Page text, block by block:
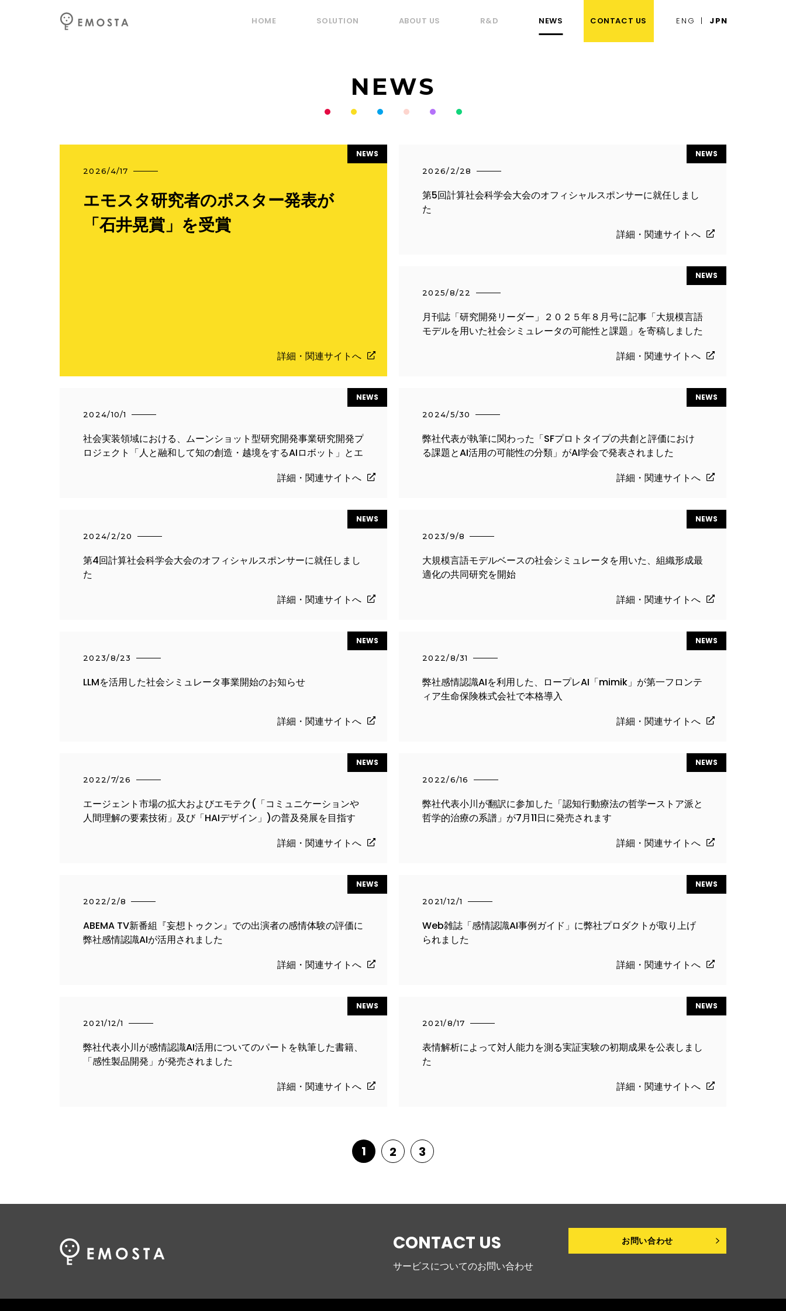
HOME SOLUTION ABOUT US R&D NEWS CONTACT US ENG JPN
NEWS
2026/4/17
エモスタ研究者のポスター発表が
「石井晃賞」を受賞
NEWS
詳細・関連サイトへ
2026/2/28
第5回計算社会科学会大会のオフィシャルスポンサーに就任しまし
た
NEWS
詳細・関連サイトへ
2025/8/22
月刊誌「研究開発リーダー」２０２５年８月号に記事「大規模言語
モデルを用いた社会シミュレータの可能性と課題」を寄稿しました
NEWS
詳細・関連サイトへ
2024/10/1
社会実装領域における、ムーンショット型研究開発事業研究開発プ
ロジェクト「人と融和して知の創造・越境をするAIロボット」とエ
NEWS
詳細・関連サイトへ
2024/5/30
弊社代表が執筆に関わった「SFプロトタイプの共創と評価におけ
る課題とAI活用の可能性の分類」がAI学会で発表されました
NEWS
詳細・関連サイトへ
2024/2/20
第4回計算社会科学会大会のオフィシャルスポンサーに就任しまし
た
NEWS
詳細・関連サイトへ
2023/9/8
大規模言語モデルベースの社会シミュレータを用いた、組織形成最
適化の共同研究を開始
NEWS
詳細・関連サイトへ
2023/8/23
LLMを活用した社会シミュレータ事業開始のお知らせ
NEWS
詳細・関連サイトへ
2022/8/31
弊社感情認識AIを利用した、ロープレAI「mimik」が第一フロンテ
ィア生命保険株式会社で本格導入
NEWS
詳細・関連サイトへ
2022/7/26
エージェント市場の拡大およびエモテク(「コミュニケーションや
人間理解の要素技術」及び「HAIデザイン」)の普及発展を目指す
NEWS
詳細・関連サイトへ
2022/6/16
弊社代表小川が翻訳に参加した「認知行動療法の哲学ーストア派と
哲学的治療の系譜」が7月11日に発売されます
NEWS
詳細・関連サイトへ
2022/2/8
ABEMA TV新番組『妄想トゥクン』での出演者の感情体験の評価に
弊社感情認識AIが活用されました
NEWS
詳細・関連サイトへ
2021/12/1
Web雑誌「感情認識AI事例ガイド」に弊社プロダクトが取り上げ
られました
NEWS
詳細・関連サイトへ
2021/12/1
弊社代表小川が感情認識AI活用についてのパートを執筆した書籍、
「感性製品開発」が発売されました
NEWS
詳細・関連サイトへ
2021/8/17
表情解析によって対人能力を測る実証実験の初期成果を公表しまし
た
NEWS
詳細・関連サイトへ
1 2 3
CONTACT US
サービスについてのお問い合わせ
お問い合わせ